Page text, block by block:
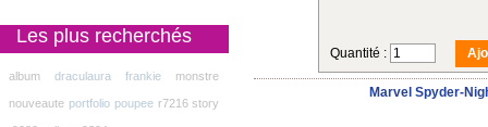
Les plus recherchés
album draculaura frankie monstre
nouveaute portfolio poupee r7216 story
Quantité :
Marvel Spyder-